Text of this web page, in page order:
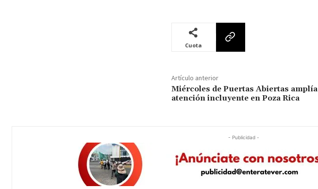
Cuota
Artículo anterior
Miércoles de Puertas Abiertas amplía
atención incluyente en Poza Rica
- Publicidad -